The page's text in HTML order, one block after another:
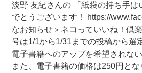
淡野 友紀さんの 「紙袋の持ち手
でとうございます！ https://
なお知らせ＞ネコっていいね！倶
号は1/1から1/31までの投稿から選
電子書籍へのアップを希望されな
また、電子書籍の価格は250円と